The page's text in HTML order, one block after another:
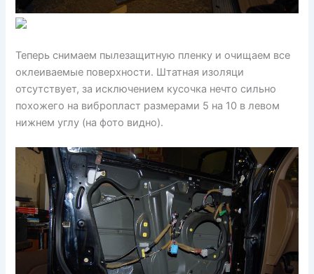
Теперь снимаем пылезащитную пленку и очищаем все
оклеиваемые поверхности. Штатная изоляци
отсутствует, за исключением кусочка нечто сильно
похожего на вибропласт размерами 5 на 10 в левом
нижнем углу (на фото видно).